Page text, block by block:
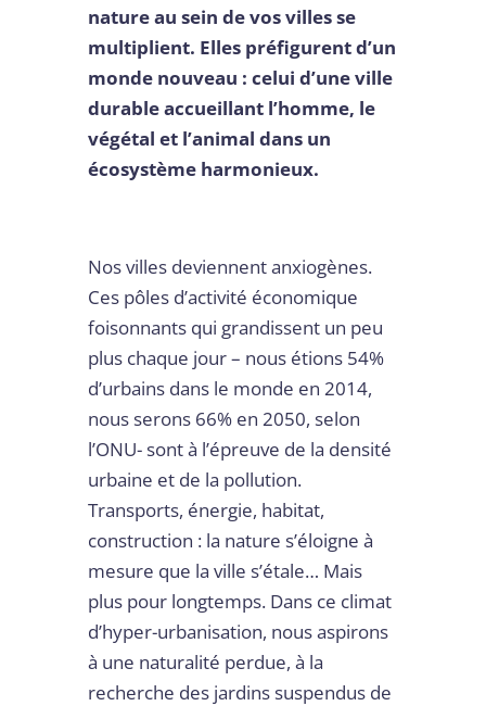
nature au sein de vos villes se
multiplient. Elles préfigurent d’un
monde nouveau : celui d’une ville
durable accueillant l’homme, le
végétal et l’animal dans un
écosystème harmonieux.
Nos villes deviennent anxiogènes.
Ces pôles d’activité économique
foisonnants qui grandissent un peu
plus chaque jour – nous étions 54%
d’urbains dans le monde en 2014,
nous serons 66% en 2050, selon
l’ONU- sont à l’épreuve de la densité
urbaine et de la pollution.
Transports, énergie, habitat,
construction : la nature s’éloigne à
mesure que la ville s’étale… Mais
plus pour longtemps. Dans ce climat
d’hyper-urbanisation, nous aspirons
à une naturalité perdue, à la
recherche des jardins suspendus de